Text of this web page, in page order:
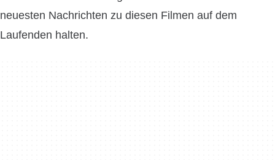
neuesten Nachrichten zu diesen Filmen auf dem
Laufenden halten.